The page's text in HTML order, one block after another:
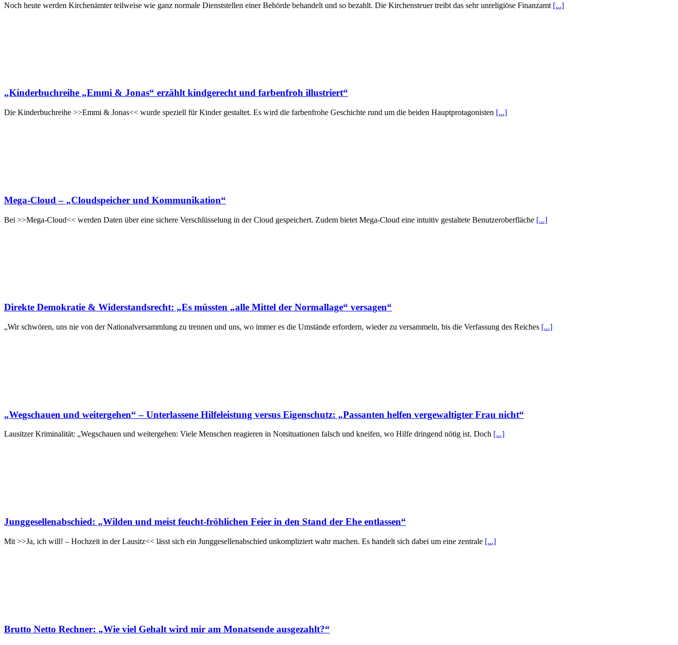
Noch heute werden Kirchenämter teilweise wie ganz normale Dienststellen einer Behörde behandelt und so bezahlt. Die Kirchensteuer treibt das sehr unreligiöse Finanzamt [...]
„Kinderbuchreihe „Emmi & Jonas“ erzählt kindgerecht und farbenfroh illustriert“
Die Kinderbuchreihe >>Emmi & Jonas<< wurde speziell für Kinder gestaltet. Es wird die farbenfrohe Geschichte rund um die beiden Hauptprotagonisten [...]
Mega-Cloud – „Cloudspeicher und Kommunikation“
Bei >>Mega-Cloud<< werden Daten über eine sichere Verschlüsselung in der Cloud gespeichert. Zudem bietet Mega-Cloud eine intuitiv gestaltete Benutzeroberfläche [...]
Direkte Demokratie & Widerstandsrecht: „Es müssten „alle Mittel der Normallage“ versagen“
„Wir schwören, uns nie von der Nationalversammlung zu trennen und uns, wo immer es die Umstände erfordern, wieder zu versammeln, bis die Verfassung des Reiches [...]
„Wegschauen und weitergehen“ – Unterlassene Hilfeleistung versus Eigenschutz: „Passanten helfen vergewaltigter Frau nicht“
Lausitzer Kriminalität: „Wegschauen und weitergehen: Viele Menschen reagieren in Notsituationen falsch und kneifen, wo Hilfe dringend nötig ist. Doch [...]
Junggesellenabschied: „Wilden und meist feucht-fröhlichen Feier in den Stand der Ehe entlassen“
Mit >>Ja, ich will! – Hochzeit in der Lausitz<< lässt sich ein Junggesellenabschied unkompliziert wahr machen. Es handelt sich dabei um eine zentrale [...]
Brutto Netto Rechner: „Wie viel Gehalt wird mir am Monats­ende ausgezahlt?“